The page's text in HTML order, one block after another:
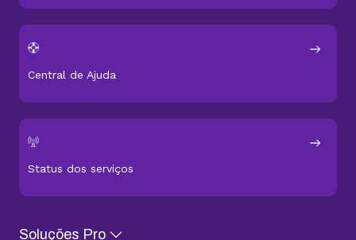
Central de Ajuda
Status dos serviços
Soluções Pro